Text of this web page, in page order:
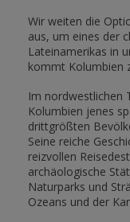
Wir weiten die
aus, um eines der
Lateinamerikas in
kommt Kolumbien
Im nordwestlichen
Kolumbien jenes
drittgrößten
Seine reiche
reizvollen
archäologische
Naturparks und
Ozeans und der